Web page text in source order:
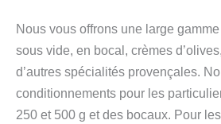
Nous vous offrons une large
sous vide, en bocal, crèmes
d’autres spécialités provençales.
conditionnements pour les
250 et 500 g et des bocaux. Pour